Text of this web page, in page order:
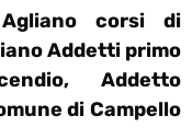
Agliano corsi di
Addetti primo
Addetto
di Campello